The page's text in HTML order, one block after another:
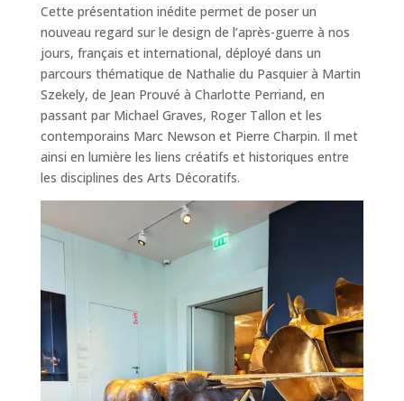
Cette présentation inédite permet de poser un
nouveau regard sur le design de l’après-guerre à nos
jours, français et international, déployé dans un
parcours thématique de Nathalie du Pasquier à Martin
Szekely, de Jean Prouvé à Charlotte Perriand, en
passant par Michael Graves, Roger Tallon et les
contemporains Marc Newson et Pierre Charpin. Il met
ainsi en lumière les liens créatifs et historiques entre
les disciplines des Arts Décoratifs.